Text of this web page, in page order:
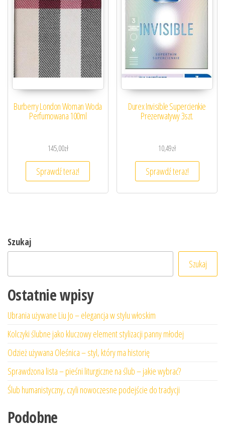
Burberry London Woman Woda
Perfumowana 100ml
145,00zł
Sprawdź teraz!
Durex Invisible Supercienkie
Prezerwatywy 3szt.
10,49zł
Sprawdź teraz!
Szukaj
Szukaj
Ostatnie wpisy
Ubrania używane Liu Jo – elegancja w stylu włoskim
Kolczyki ślubne jako kluczowy element stylizacji panny młodej
Odzież używana Oleśnica – styl, który ma historię
Sprawdzona lista – pieśni liturgiczne na ślub – jakie wybrać?
Ślub humanistyczny, czyli nowoczesne podejście do tradycji
Podobne